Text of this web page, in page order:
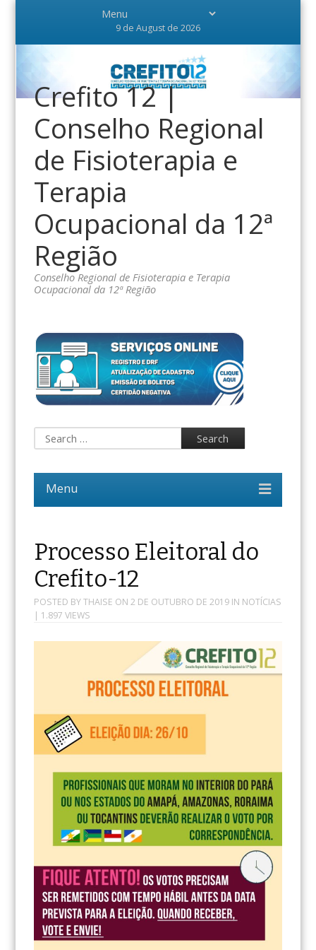
9 de August de 2026
Crefito 12 |
Conselho Regional
de Fisioterapia e
Terapia
Ocupacional da 12ª
Região
Conselho Regional de Fisioterapia e Terapia
Ocupacional da 12ª Região
Processo Eleitoral do
Crefito-12
POSTED BYTHAISE ON 2 DE OUTUBRO DE 2019IN NOTÍCIAS
| 1.897 VIEWS